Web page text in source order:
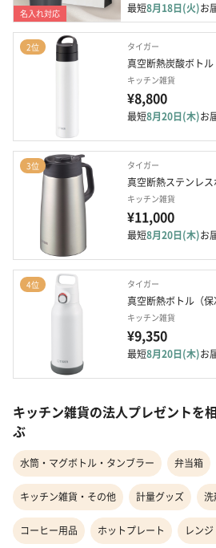
名入れ対応 最短8月18日(火)お
2位 タイガー
真空断熱炭酸ボト
キッチン雑貨
¥8,800
最短8月20日(木)お
3位 タイガー
真空断熱ステンレ
キッチン雑貨
¥11,000
最短8月20日(木)お
4位 タイガー
真空断熱ボトル（
キッチン雑貨
¥9,350
最短8月20日(木)お
キッチン雑貨の法人プレゼントを
ぶ
水筒・マグボトル・タンブラー 弁当箱
キッチン雑貨・その他 計量グッズ 洗
コーヒー用品 ホットプレート レン